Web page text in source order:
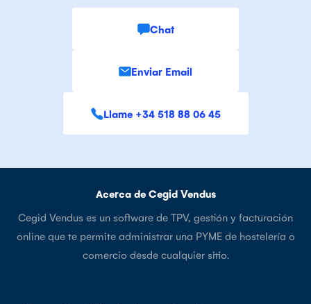
Chat
Enviar Email
Llame +34 518 88 06 45
Acerca de Cegid Vendus
Cegid Vendus es un software de TPV, gestión y facturación
online que te permite administrar una PYME de hostelería o
comercio desde cualquier sitio.